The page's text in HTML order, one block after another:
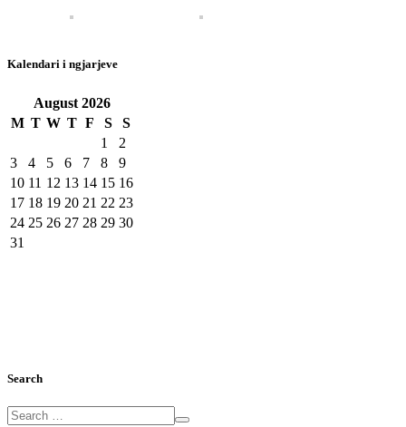
Kalendari i ngjarjeve
August 2026
M T W T F S
S
1
2
3
4 5 6 7 8
9
10 11 12 13 14 15 16
17 18 19 20 21 22 23
24 25 26 27 28 29 30
31
Search